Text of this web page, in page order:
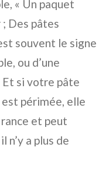
« Un paquet
Des pâtes
souvent le signe
ou d’une
Et si votre pâte
est périmée, elle
et peut
n’y a plus de